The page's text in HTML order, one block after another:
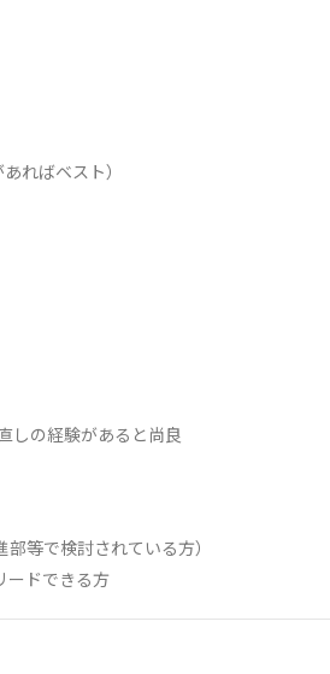
ればベスト）
しの経験があると尚良
等で検討されている方）
ードできる方